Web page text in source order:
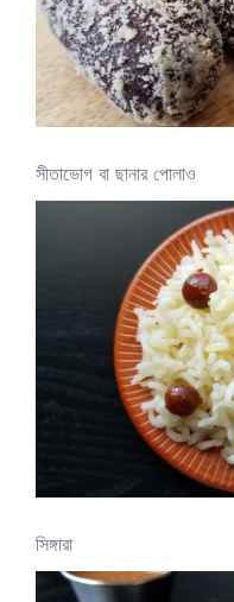
সীতাভোগ বা ছানার পোলাও
সিঙ্গারা